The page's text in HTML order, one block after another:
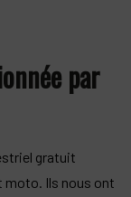
par
gratuit
moto. Ils nous ont